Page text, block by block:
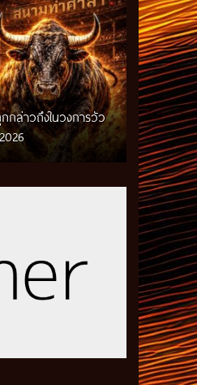
กล่าวถึงในวงการวัว
ขันดั้งเดิมที่สืบทอด